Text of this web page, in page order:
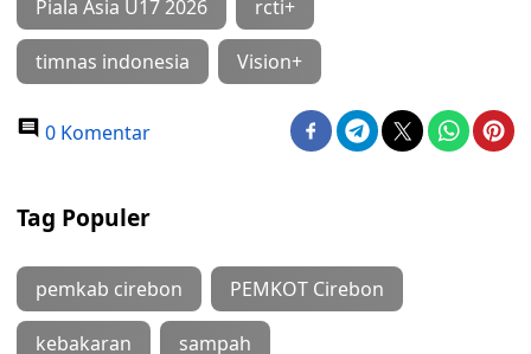
Piala Asia U17 2026 rcti+
timnas indonesia Vision+
0 Komentar
Tag Populer
pemkab cirebon PEMKOT Cirebon
kebakaran sampah